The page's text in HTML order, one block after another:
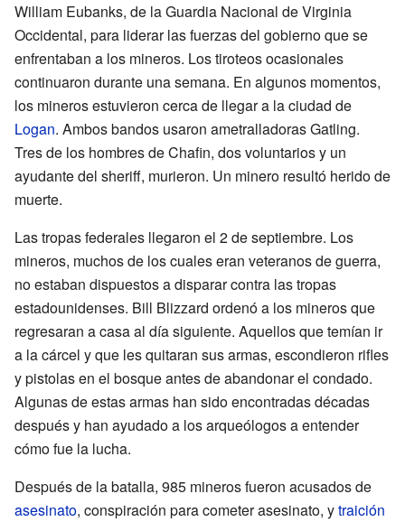
William Eubanks, de la Guardia Nacional de Virginia
Occidental, para liderar las fuerzas del gobierno que se
enfrentaban a los mineros. Los tiroteos ocasionales
continuaron durante una semana. En algunos momentos,
los mineros estuvieron cerca de llegar a la ciudad de
Logan. Ambos bandos usaron ametralladoras Gatling.
Tres de los hombres de Chafin, dos voluntarios y un
ayudante del sheriff, murieron. Un minero resultó herido de
muerte.
Las tropas federales llegaron el 2 de septiembre. Los
mineros, muchos de los cuales eran veteranos de guerra,
no estaban dispuestos a disparar contra las tropas
estadounidenses. Bill Blizzard ordenó a los mineros que
regresaran a casa al día siguiente. Aquellos que temían ir
a la cárcel y que les quitaran sus armas, escondieron rifles
y pistolas en el bosque antes de abandonar el condado.
Algunas de estas armas han sido encontradas décadas
después y han ayudado a los arqueólogos a entender
cómo fue la lucha.
Después de la batalla, 985 mineros fueron acusados de
asesinato, conspiración para cometer asesinato, ytraición